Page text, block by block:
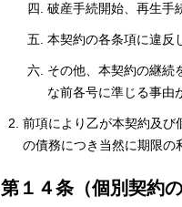
破産手続開始、再生手
本契約の各条項に違反
その他、本契約の継続
な前各号に準じる事由
前項により乙が本契約及び
の債務につき当然に期限の
第１４条（個別契約の